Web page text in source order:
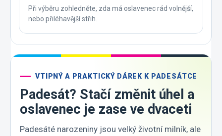
Při výběru zohledněte, zda má oslavenec rád volnější,
nebo přiléhavější střih.
VTIPNÝ A PRAKTICKÝ DÁREK K PADESÁTCE
Padesát? Stačí změnit úhel a
oslavenec je zase ve dvaceti
Padesáté narozeniny jsou velký životní milník, ale